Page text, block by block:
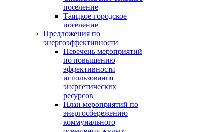
поселение
Таицкое городское
поселение
Предложения по
энергоэффективности
Перечень мероприятий
по повышению
эффективности
использования
энергетических
ресурсов
План мероприятий по
энергосбережению
коммунального